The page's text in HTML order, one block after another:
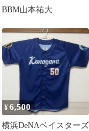
BBM山本祐大
¥6,500
横浜DeNAベイスターズ